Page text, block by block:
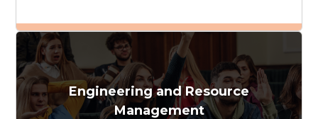
Ghi danh
Tham vấn Interlink
Engineering and Resource
Management